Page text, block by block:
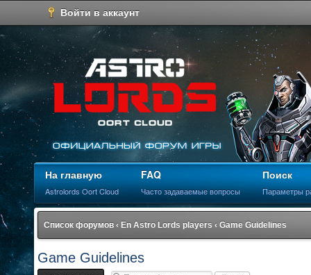
Войти в аккаунт
На главную
Astrolords Oort Cloud
FAQ
Часто задаваемые вопросы
Поиск
Параметры
Список форумов ‹ En Astro Lords players ‹ Game Guidelines
Game Guidelines
Новая тема